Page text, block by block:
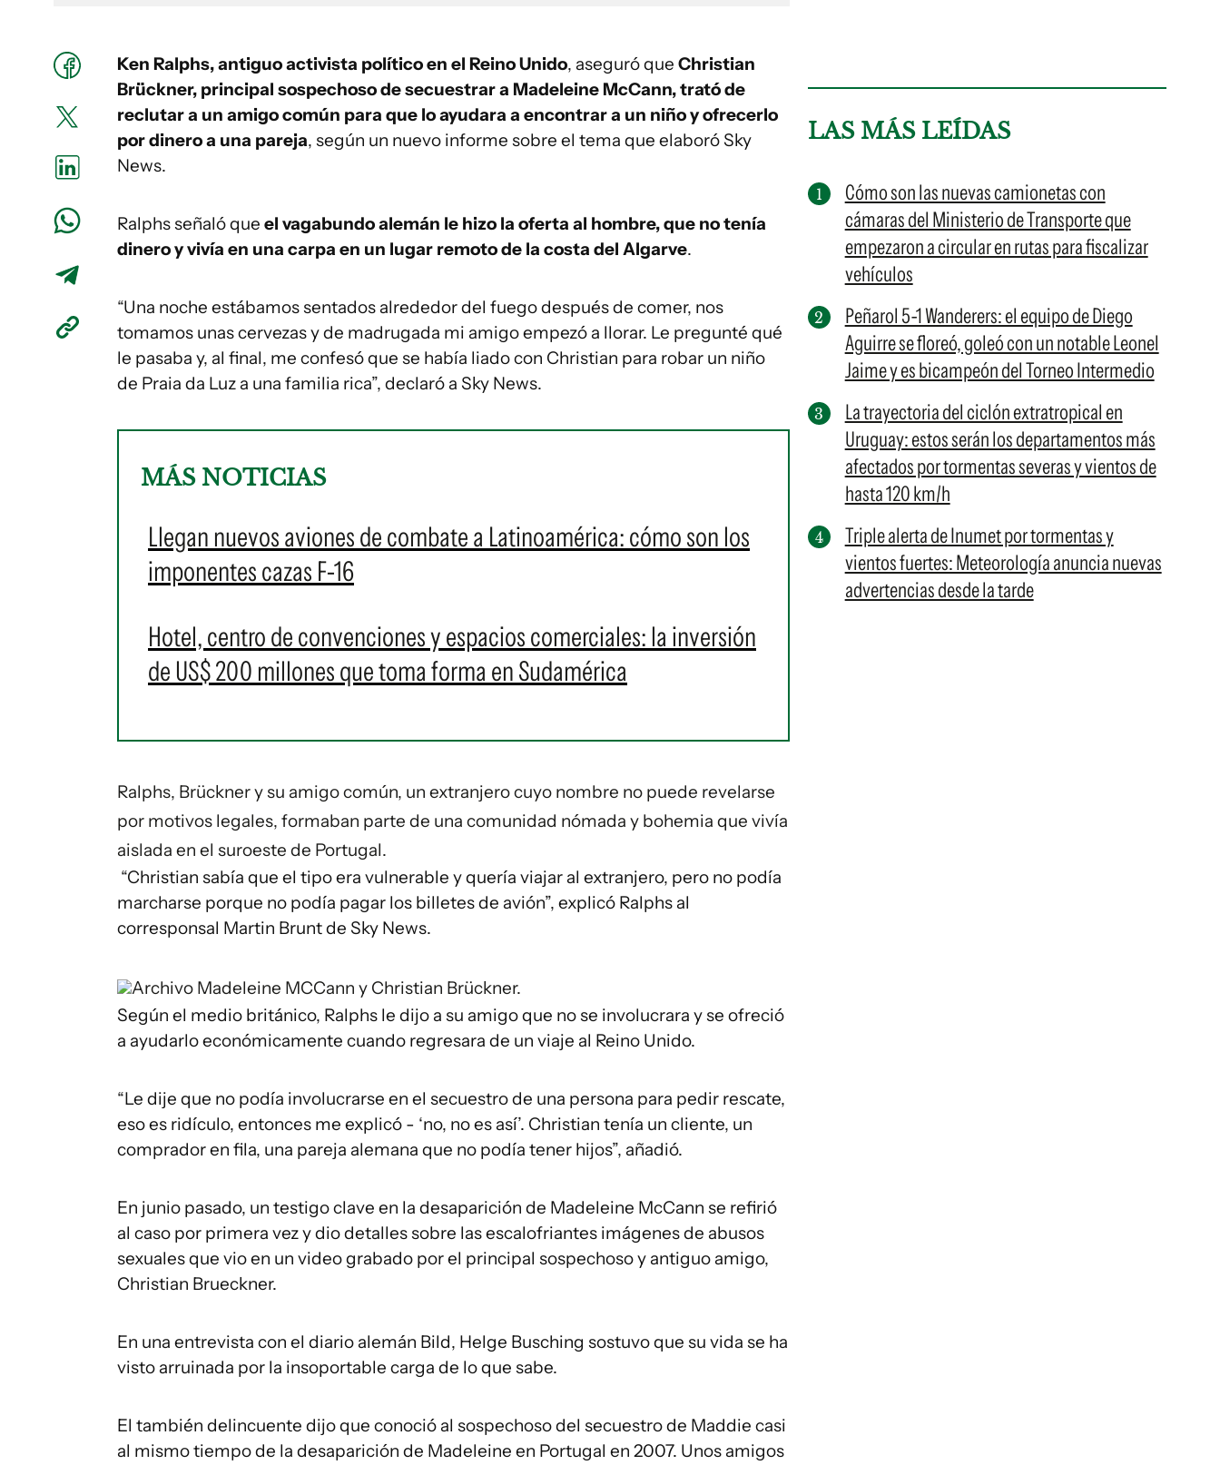
Ken Ralphs, antiguo activista político en el Reino Unido, aseguró que Christian
Brückner, principal sospechoso de secuestrar a Madeleine McCann, trató de
reclutar a un amigo común para que lo ayudara a encontrar a un niño y ofrecerlo
por dinero a una pareja, según un nuevo informe sobre el tema que elaboró Sky
News.
Ralphs señaló que el vagabundo alemán le hizo la oferta al hombre, que no tenía
dinero y vivía en una carpa en un lugar remoto de la costa del Algarve.
“Una noche estábamos sentados alrededor del fuego después de comer, nos
tomamos unas cervezas y de madrugada mi amigo empezó a llorar. Le pregunté qué
le pasaba y, al final, me confesó que se había liado con Christian para robar un niño
de Praia da Luz a una familia rica”, declaró a Sky News.
MÁS NOTICIAS
Llegan nuevos aviones de combate a Latinoamérica: cómo son los
imponentes cazas F-16
Hotel, centro de convenciones y espacios comerciales: la inversión
de US$ 200 millones que toma forma en Sudamérica
Ralphs, Brückner y su amigo común, un extranjero cuyo nombre no puede revelarse
por motivos legales, formaban parte de una comunidad nómada y bohemia que vivía
aislada en el suroeste de Portugal.
“Christian sabía que el tipo era vulnerable y quería viajar al extranjero, pero no podía
marcharse porque no podía pagar los billetes de avión”, explicó Ralphs al
corresponsal Martin Brunt de Sky News.
Archivo Madeleine MCCann y Christian Brückner.
Según el medio británico, Ralphs le dijo a su amigo que no se involucrara y se ofreció
a ayudarlo económicamente cuando regresara de un viaje al Reino Unido.
“Le dije que no podía involucrarse en el secuestro de una persona para pedir rescate,
eso es ridículo, entonces me explicó - ‘no, no es así’. Christian tenía un cliente, un
comprador en fila, una pareja alemana que no podía tener hijos”, añadió.
En junio pasado, un testigo clave en la desaparición de Madeleine McCann se refirió
al caso por primera vez y dio detalles sobre las escalofriantes imágenes de abusos
sexuales que vio en un video grabado por el principal sospechoso y antiguo amigo,
Christian Brueckner.
En una entrevista con el diario alemán Bild, Helge Busching sostuvo que su vida se ha
visto arruinada por la insoportable carga de lo que sabe.
El también delincuente dijo que conoció al sospechoso del secuestro de Maddie casi
al mismo tiempo de la desaparición de Madeleine en Portugal en 2007. Unos amigos
LAS MÁS LEÍDAS
Cómo son las nuevas camionetas con
cámaras del Ministerio de Transporte que
empezaron a circular en rutas para fiscalizar
vehículos
Peñarol 5-1 Wanderers: el equipo de Diego
Aguirre se floreó, goleó con un notable Leonel
Jaime y es bicampeón del Torneo Intermedio
La trayectoria del ciclón extratropical en
Uruguay: estos serán los departamentos más
afectados por tormentas severas y vientos de
hasta 120 km/h
Triple alerta de Inumet por tormentas y
vientos fuertes: Meteorología anuncia nuevas
advertencias desde la tarde